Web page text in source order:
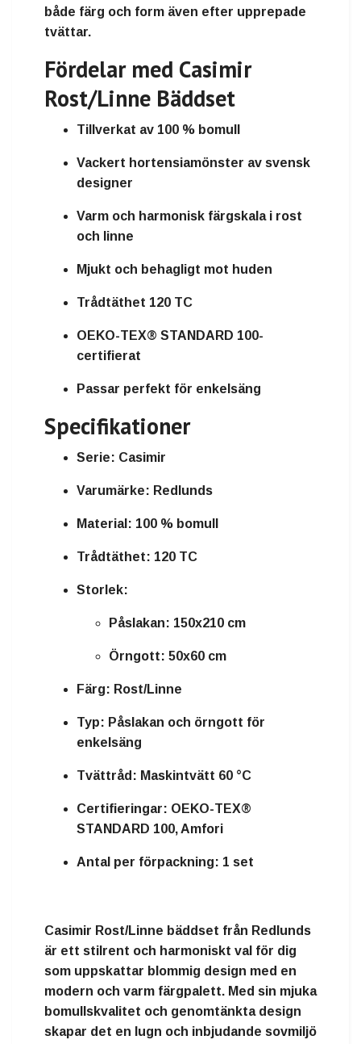
både färg och form även efter upprepade
tvättar.
Fördelar med Casimir
Rost/Linne Bäddset
Tillverkat av 100 % bomull
Vackert hortensiamönster av svensk
designer
Varm och harmonisk färgskala i rost
och linne
Mjukt och behagligt mot huden
Trådtäthet 120 TC
OEKO-TEX® STANDARD 100-
certifierat
Passar perfekt för enkelsäng
Specifikationer
Serie: Casimir
Varumärke: Redlunds
Material: 100 % bomull
Trådtäthet: 120 TC
Storlek:
Påslakan: 150x210 cm
Örngott: 50x60 cm
Färg: Rost/Linne
Typ: Påslakan och örngott för
enkelsäng
Tvättråd: Maskintvätt 60 °C
Certifieringar: OEKO-TEX®
STANDARD 100, Amfori
Antal per förpackning: 1 set
Casimir Rost/Linne bäddset från Redlunds
är ett stilrent och harmoniskt val för dig
som uppskattar blommig design med en
modern och varm färgpalett. Med sin mjuka
bomullskvalitet och genomtänkta design
skapar det en lugn och inbjudande sovmiljö